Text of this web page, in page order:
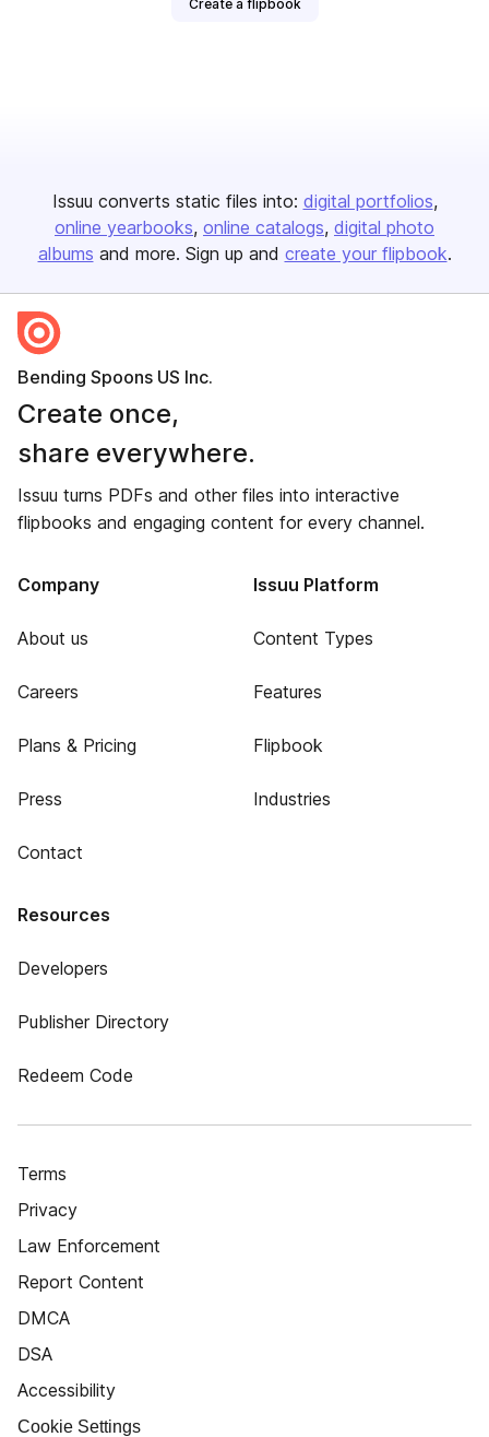
Create a flipbook
Issuu converts static files into: digital portfolios
online yearbooks online catalogs digital photo
albums and more. Sign up and create your flipbook.
Bending Spoons US Inc.
Create once,
share everywhere.
Issuu turns PDFs and other files into interactive
flipbooks and engaging content for every channel.
Company
About us
Careers
Plans & Pricing
Press
Contact
Issuu Platform
Content Types
Features
Flipbook
Industries
Resources
Developers
Publisher Directory
Redeem Code
Terms
Privacy
Law Enforcement
Report Content
DMCA
DSA
Accessibility
Cookie Settings